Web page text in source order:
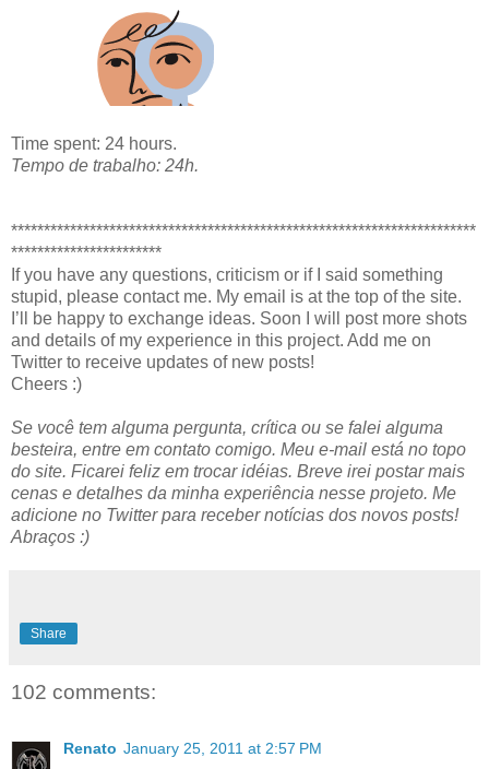
Time spent: 24 hours.
Tempo de trabalho: 24h.
***********************************************************************
***********************
If you have any questions, criticism or if I said something
stupid, please contact me. My email is at the top of the site.
I’ll be happy to exchange ideas. Soon I will post more shots
and details of my experience in this project. Add me on
Twitter to receive updates of new posts!
Cheers :)
Se você tem alguma pergunta, crítica ou se falei alguma
besteira, entre em contato comigo. Meu e-mail está no topo
do site. Ficarei feliz em trocar idéias. Breve irei postar mais
cenas e detalhes da minha experiência nesse projeto. Me
adicione no Twitter para receber notícias dos novos posts!
Abraços :)
Share
102 comments:
Renato January 25, 2011 at 2:57 PM